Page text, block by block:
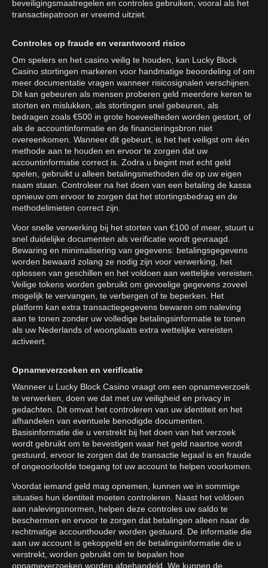
beveiligingsmaatregelen en controles gebruiken, vooral als het
transactiepatroon er vreemd uitziet.
Controles op fraude en verantwoord risico
Om spelers en het casino veilig te houden, kan Lucky Block
Casino stortingen markeren voor handmatige beoordeling of om
meer documentatie vragen wanneer risicosignalen verschijnen.
Dit kan gebeuren als mensen proberen geld meerdere keren te
storten en mislukken, als stortingen snel gebeuren, als
bedragen zoals €500 in grote hoeveelheden worden gestort, of
als de accountinformatie en de financieringsbron niet
overeenkomen. Wanneer dit gebeurt, is het het veiligst om één
methode aan te houden en ervoor te zorgen dat uw
accountinformatie correct is. Zodra u begint met echt geld
spelen, gebruikt u alleen betalingsmethoden die op uw eigen
naam staan. Controleer na het doen van een betaling de kassa
opnieuw om ervoor te zorgen dat het stortingsbedrag en de
methodelimieten correct zijn.
Voor snelle verwerking bij het storten van €100 of meer, stuurt u
snel duidelijke documenten als verificatie wordt gevraagd.
Bewaring en minimalisering van gegevens: betalingsgegevens
worden bewaard zolang ze nodig zijn voor verwerking, het
oplossen van geschillen en het voldoen aan wettelijke vereisten.
Veilige tokens worden gebruikt om gevoelige gegevens zoveel
mogelijk te vervangen, te verbergen of te beperken. Het
platform kan extra transactiegegevens bewaren om naleving
aan te tonen zonder uw volledige betalingsinformatie te tonen
als uw Nederlands of woonplaats extra wettelijke vereisten
activeert.
Opnameverzoeken en verificatie
Wanneer u Lucky Block Casino vraagt om een opnameverzoek
te verwerken, doen we dat met uw veiligheid en privacy in
gedachten. Dit omvat het controleren van uw identiteit en het
afhandelen van eventuele benodigde documenten.
Basisinformatie die u verstrekt bij het doen van het verzoek
wordt gebruikt om te bevestigen waar het geld naartoe wordt
gestuurd, ervoor te zorgen dat de transactie legaal is en fraude
of ongeoorloofde toegang tot uw account te helpen voorkomen.
Voordat iemand geld mag opnemen, kunnen we in sommige
situaties hun identiteit moeten controleren. Naast het voldoen
aan nalevingsnormen, helpen deze controles uw saldo te
beschermen en ervoor te zorgen dat betalingen alleen naar de
rechtmatige accounthouder worden gestuurd. De informatie die
aan uw account is gekoppeld en de betalingsinformatie die u
verstrekt, worden gebruikt om te bepalen hoe
opnameverzoeken worden afgehandeld. We kunnen de